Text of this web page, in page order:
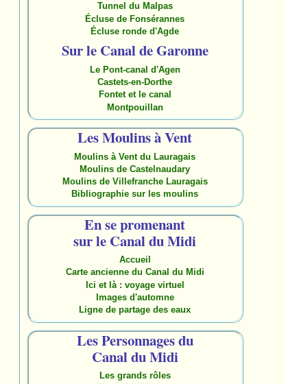
Tunnel du Malpas
Écluse de Fonsérannes
Écluse ronde d'Agde
Sur le Canal de Garonne
Le Pont-canal d'Agen
Castets-en-Dorthe
Fontet et le canal
Montpouillan
Les Moulins à Vent
Moulins à Vent du Lauragais
Moulins de Castelnaudary
Moulins de Villefranche Lauragais
Bibliographie sur les moulins
En se promenant
sur le Canal du Midi
Accueil
Carte ancienne du Canal du Midi
Ici et là : voyage virtuel
Images d'automne
Ligne de partage des eaux
Les Personnages du
Canal du Midi
Les grands rôles